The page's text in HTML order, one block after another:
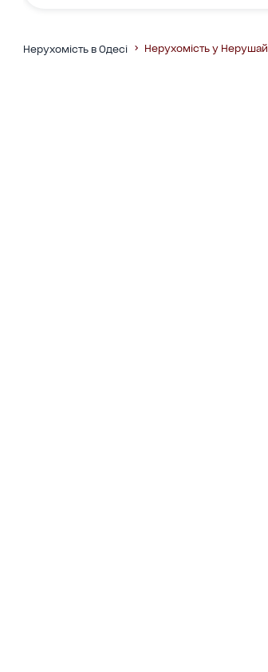
Нерухомість в Одесі Нерухомість у Нерушай